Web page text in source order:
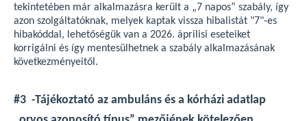
tekintetében már alkalmazásra került a „7 napos” szabály, így
azon szolgáltatóknak, melyek kaptak vissza hibalistát "7"-es
hibakóddal, lehetőségük van a 2026. áprilisi eseteiket
korrigálni és így mentesülhetnek a szabály alkalmazásának
következményeitől.
#3 -Tájékoztató az ambuláns és a kórházi adatlap